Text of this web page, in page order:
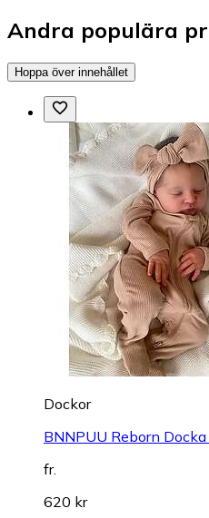
Andra populära
Hoppa över innehållet
Dockor
BNNPUU Reborn
fr.
620 kr